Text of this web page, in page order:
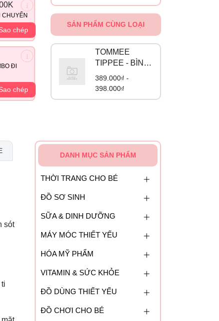
CHUYỂN
chép
ĐI
chép
SẢN PHẨM CÙNG LOẠI
TOMMEE
TIPPEE - BÌNH
SỮA PPSU
389.000₫ -
398.000₫
sót
DANH MỤC SẢN PHẨM
THỜI TRANG CHO BÉ
ĐỒ SƠ SINH
SỮA & DINH DƯỠNG
MÁY MÓC THIẾT YẾU
HÓA MỸ PHẨM
VITAMIN & SỨC KHỎE
ĐỒ DÙNG THIẾT YẾU
ĐỒ CHƠI CHO BÉ